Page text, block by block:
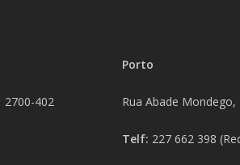
2700-402
Porto
Rua Abade Mondego,
Telf: 227 662 398